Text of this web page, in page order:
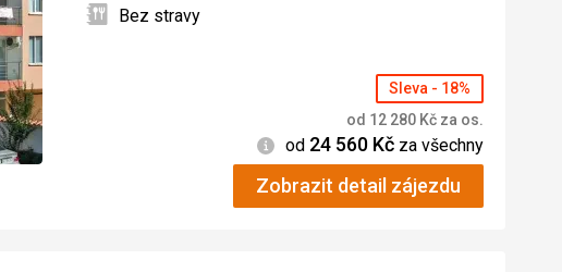
Bez stravy
Sleva - 18%
od 12 280 Kč za os.
Informace
od 24 560 Kč za všechny
Zobrazit detail zájezdu